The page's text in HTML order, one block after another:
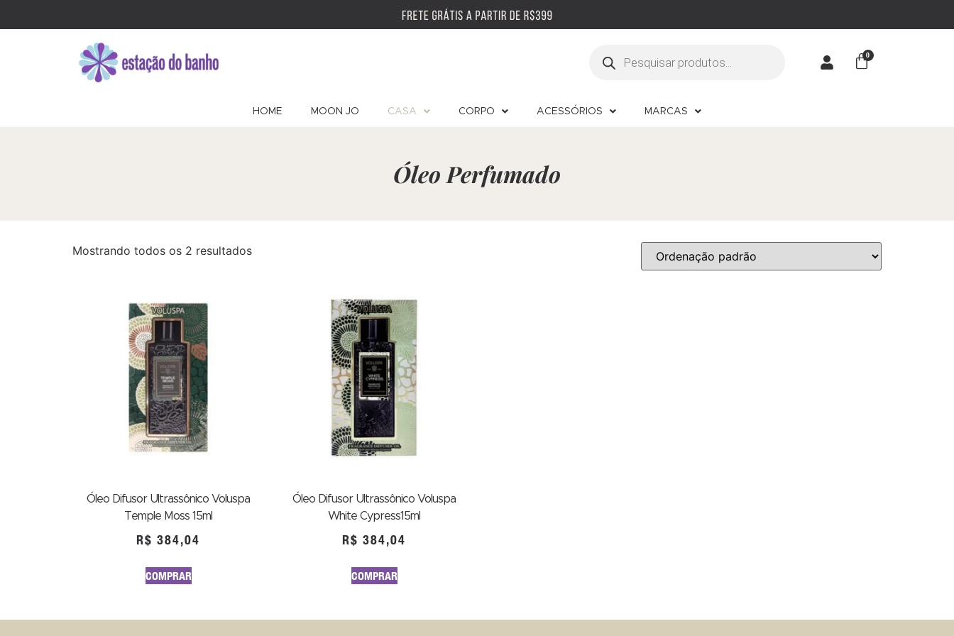
HOME MOON JO CASA CORPO ACESSÓRIOS MARCAS
Óleo Perfumado
Mostrando todos os 2 resultados
Óleo Difusor Ultrassônico Voluspa
Temple Moss 15ml
R$ 384,04
COMPRAR
Óleo Difusor Ultrassônico Voluspa
White Cypress15ml
R$ 384,04
COMPRAR